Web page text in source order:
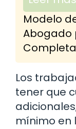
Modelo
Abogado
Los
tener que
mínimo en